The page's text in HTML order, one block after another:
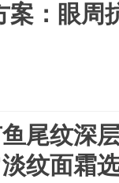
案：眼周
尾纹深
纹面霜